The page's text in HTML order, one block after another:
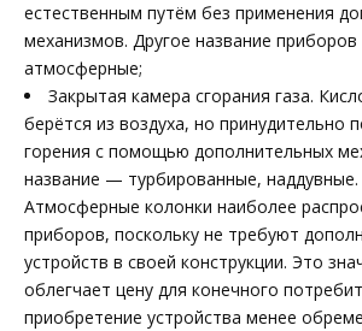
естественным путём без применения
механизмов. Другое название приборов
атмосферные;
Закрытая камера сгорания газа.
берётся из воздуха, но принудительно
горения с помощью дополнительных
название — турбированные, наддувные.
Атмосферные колонки наиболее
приборов, поскольку не требуют
устройств в своей конструкции. Это
облегчает цену для конечного
приобретение устройства менее